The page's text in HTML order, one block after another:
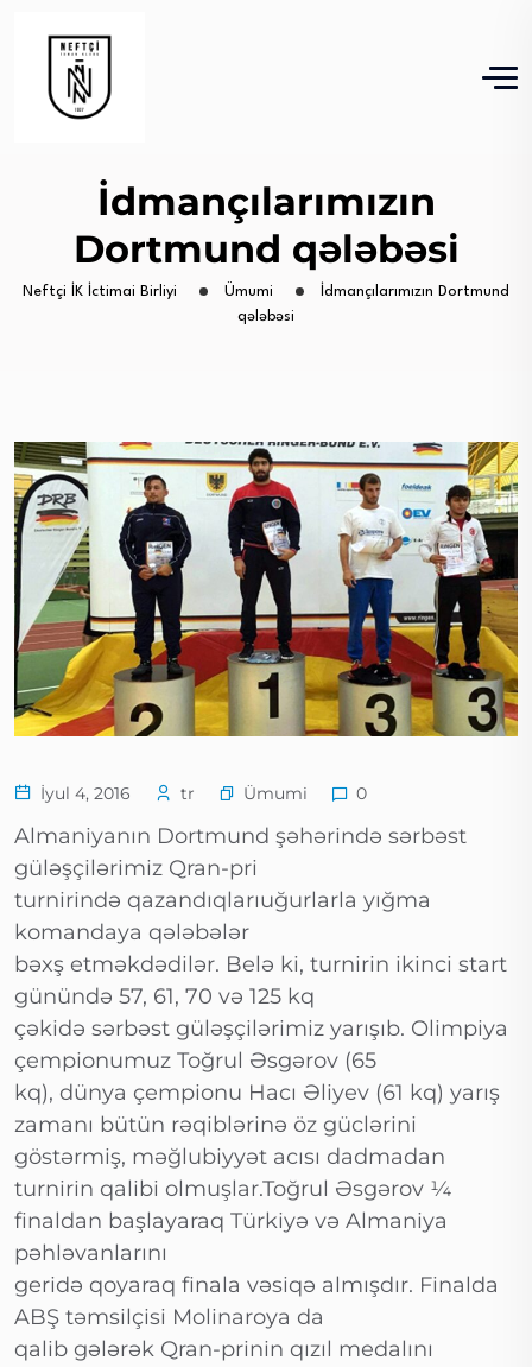
İdmançılarımızın
Dortmund qələbəsi
Neftçi İK İctimai Birliyi Ümumi
İdmançılarımızın Dortmund
qələbəsi
İyul 4, 2016 tr Ümumi 0
Almaniyanın Dortmund şəhərində sərbəst
güləşçilərimiz Qran-pri
turnirində qazandıqlarıuğurlarla yığma
komandaya qələbələr
bəxş etməkdədilər. Belə ki, turnirin ikinci start
günündə 57, 61, 70 və 125 kq
çəkidə sərbəst güləşçilərimiz yarışıb. Olimpiya
çempionumuz Toğrul Əsgərov (65
kq), dünya çempionu Hacı Əliyev (61 kq) yarış
zamanı bütün rəqiblərinə öz güclərini
göstərmiş, məğlubiyyət acısı dadmadan
turnirin qalibi olmuşlar.Toğrul Əsgərov ¼
finaldan başlayaraq Türkiyə və Almaniya
pəhləvanlarını
geridə qoyaraq finala vəsiqə almışdır. Finalda
ABŞ təmsilçisi Molinaroya da
qalib gələrək Qran-prinin qızıl medalını